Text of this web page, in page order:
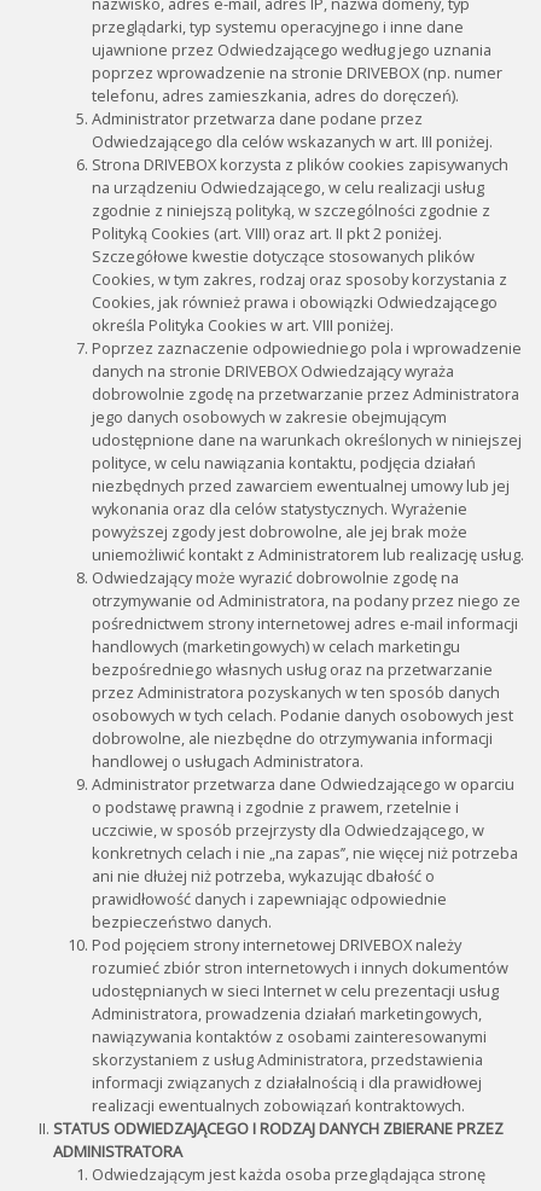
przeglądarki, typ systemu operacyjnego i inne dane
ujawnione przez Odwiedzającego według jego uznania
poprzez wprowadzenie na stronie DRIVEBOX (np. numer
telefonu, adres zamieszkania, adres do doręczeń).
Administrator przetwarza dane podane przez
Odwiedzającego dla celów wskazanych w art. III poniżej.
Strona DRIVEBOX korzysta z plików cookies zapisywanych
na urządzeniu Odwiedzającego, w celu realizacji usług
zgodnie z niniejszą polityką, w szczególności zgodnie z
Polityką Cookies (art. VIII) oraz art. II pkt 2 poniżej.
Szczegółowe kwestie dotyczące stosowanych plików
Cookies, w tym zakres, rodzaj oraz sposoby korzystania z
Cookies, jak również prawa i obowiązki Odwiedzającego
określa Polityka Cookies w art. VIII poniżej.
Poprzez zaznaczenie odpowiedniego pola i wprowadzenie
danych na stronie DRIVEBOX Odwiedzający wyraża
dobrowolnie zgodę na przetwarzanie przez Administratora
jego danych osobowych w zakresie obejmującym
udostępnione dane na warunkach określonych w niniejszej
polityce, w celu nawiązania kontaktu, podjęcia działań
niezbędnych przed zawarciem ewentualnej umowy lub jej
wykonania oraz dla celów statystycznych. Wyrażenie
powyższej zgody jest dobrowolne, ale jej brak może
uniemożliwić kontakt z Administratorem lub realizację usług.
Odwiedzający może wyrazić dobrowolnie zgodę na
otrzymywanie od Administratora, na podany przez niego ze
pośrednictwem strony internetowej adres e-mail informacji
handlowych (marketingowych) w celach marketingu
bezpośredniego własnych usług oraz na przetwarzanie
przez Administratora pozyskanych w ten sposób danych
osobowych w tych celach. Podanie danych osobowych jest
dobrowolne, ale niezbędne do otrzymywania informacji
handlowej o usługach Administratora.
Administrator przetwarza dane Odwiedzającego w oparciu
o podstawę prawną i zgodnie z prawem, rzetelnie i
uczciwie, w sposób przejrzysty dla Odwiedzającego, w
konkretnych celach i nie „na zapas’’, nie więcej niż potrzeba
ani nie dłużej niż potrzeba, wykazując dbałość o
prawidłowość danych i zapewniając odpowiednie
bezpieczeństwo danych.
Pod pojęciem strony internetowej DRIVEBOX należy
rozumieć zbiór stron internetowych i innych dokumentów
udostępnianych w sieci Internet w celu prezentacji usług
Administratora, prowadzenia działań marketingowych,
nawiązywania kontaktów z osobami zainteresowanymi
skorzystaniem z usług Administratora, przedstawienia
informacji związanych z działalnością i dla prawidłowej
realizacji ewentualnych zobowiązań kontraktowych.
STATUS ODWIEDZAJĄCEGO I RODZAJ DANYCH ZBIERANE PRZEZ
ADMINISTRATORA
Odwiedzającym jest każda osoba przeglądająca stronę